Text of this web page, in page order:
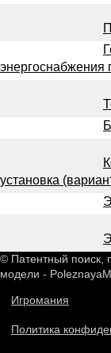
энергоснабжения
установка
© Патентный поиск,
модели -
Игромания
Политика